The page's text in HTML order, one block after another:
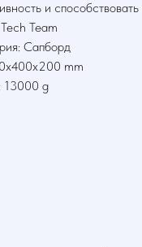
и
Team
Сапборд
mm
13000 g